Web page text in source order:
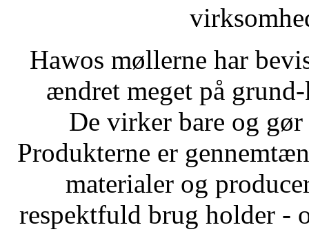
Hawos møllerne har
ændret meget på
De virker bare og
Produkterne er
materialer og
respektfuld brug holder -